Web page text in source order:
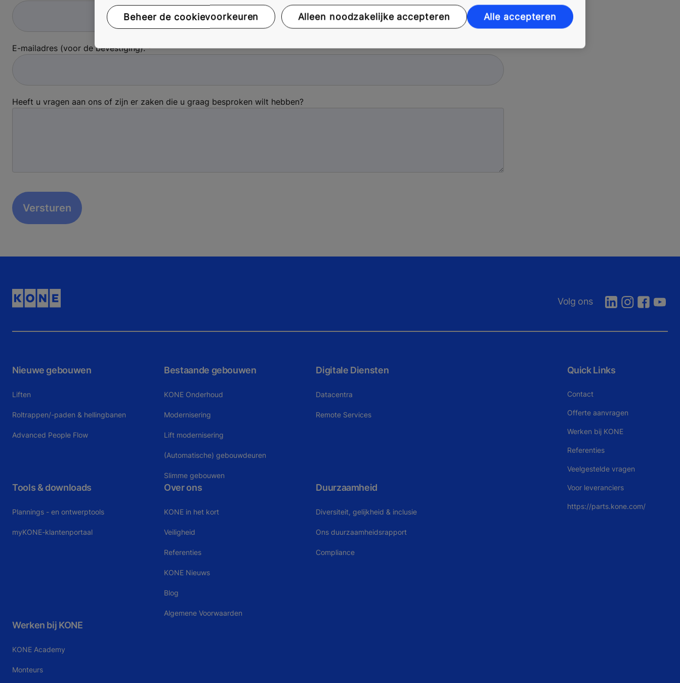
E-mailadres (voor de bevestiging):
Heeft u vragen aan ons of zijn er zaken die u graag besproken wilt hebben?
Volg ons
Nieuwe gebouwen
Liften
Roltrappen/-paden & hellingbanen
Advanced People Flow
Bestaande gebouwen
KONE Onderhoud
Modernisering
Lift modernisering
(Automatische) gebouwdeuren
Slimme gebouwen
Digitale Diensten
Datacentra
Remote Services
Tools & downloads
Plannings - en ontwerptools
myKONE-klantenportaal
Over ons
KONE in het kort
Veiligheid
Referenties
KONE Nieuws
Blog
Algemene Voorwaarden
Duurzaamheid
Diversiteit, gelijkheid & inclusie
Ons duurzaamheidsrapport
Compliance
Werken bij KONE
KONE Academy
Monteurs
Quick Links
Contact
Offerte aanvragen
Werken bij KONE
Referenties
Veelgestelde vragen
Voor leveranciers
https://parts.kone.com/
Beheer de cookievoorkeuren Alleen noodzakelijke accepteren Alle accepteren